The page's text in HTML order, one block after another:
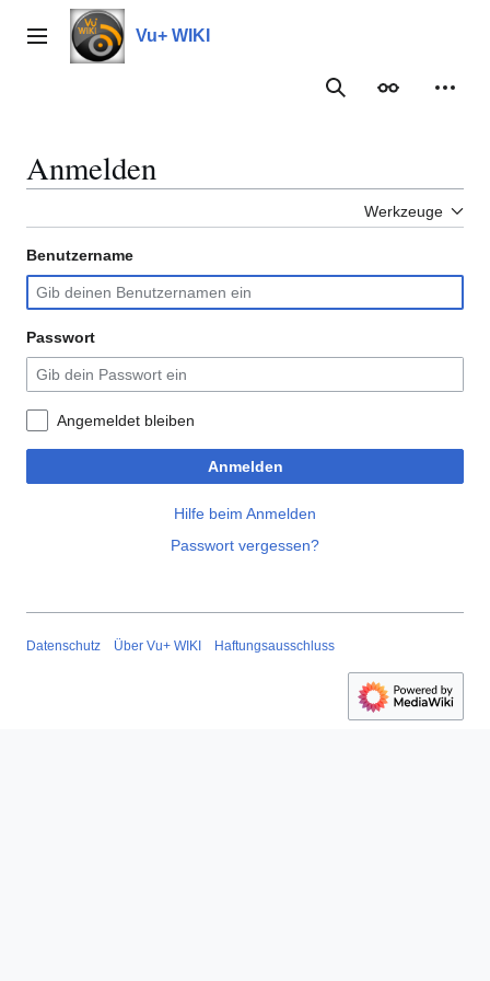
Inhalt
springenHauptmenü Vu+ WIKI
Suche
Anmelden
Werkzeuge
Benutzername
Passwort
Angemeldet bleiben
Anmelden
Hilfe beim Anmelden
Passwort vergessen?
Datenschutz Über Vu+ WIKI Haftungsausschluss